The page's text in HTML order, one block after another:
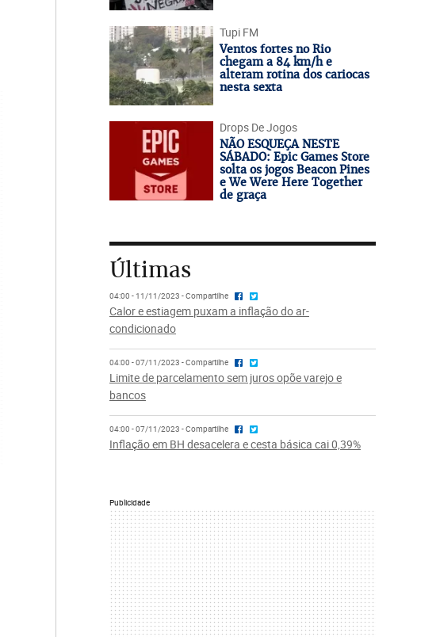
Tupi FM
Ventos fortes no Rio
chegam a 84 km/h e
alteram rotina dos cariocas
nesta sexta
Drops De Jogos
NÃO ESQUEÇA NESTE
SÁBADO: Epic Games Store
solta os jogos Beacon Pines
e We Were Here Together
de graça
Últimas
04:00 - 11/11/2023 - Compartilhe
Calor e estiagem puxam a inflação do ar-
condicionado
04:00 - 07/11/2023 - Compartilhe
Limite de parcelamento sem juros opõe varejo e
bancos
04:00 - 07/11/2023 - Compartilhe
Inflação em BH desacelera e cesta básica cai 0,39%
Publicidade